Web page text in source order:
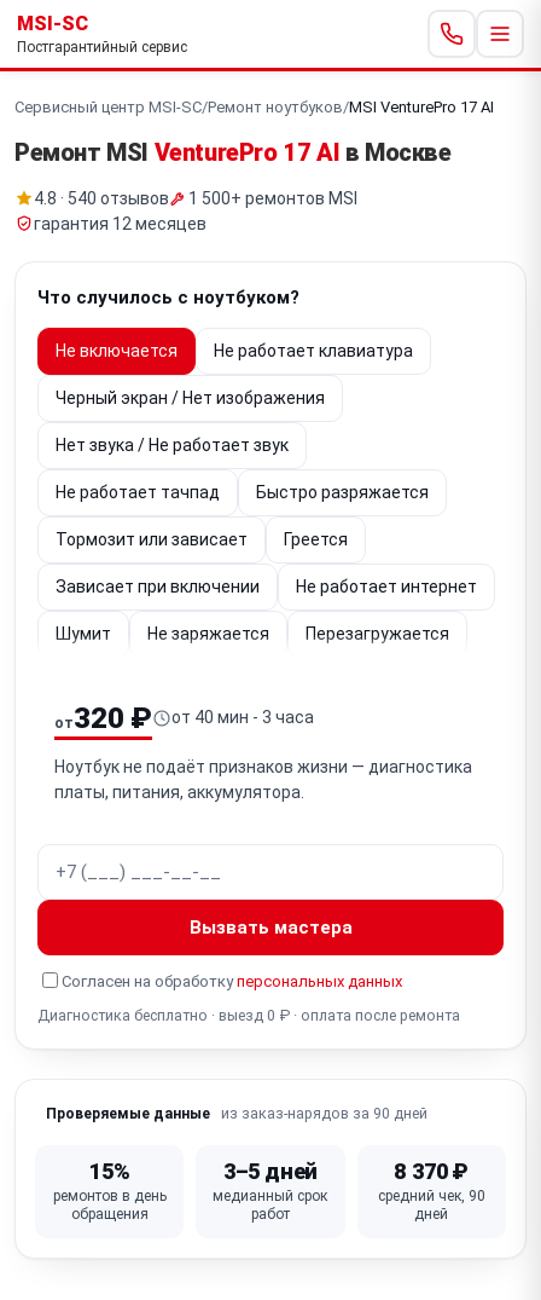
MSI-SC
Постгарантийный сервис
Сервисный центр MSI-SC/Ремонт ноутбуков/MSI VenturePro 17 AI
Ремонт MSI VenturePro 17 AI в Москве
4.8 · 540 отзывов
1 500+ ремонтов MSI
гарантия 12 месяцев
Что случилось с ноутбуком?
Не включается Не работает клавиатура
Черный экран / Нет изображения
Нет звука / Не работает звук
Не работает тачпад Быстро разряжается
Тормозит или зависает Греется
Зависает при включении Не работает интернет
Шумит Не заряжается Перезагружается
Залита клавиатура Не загружается
Не работает экран
Шумит вентилятор
Не работает подсветка
Разбит экран
от320 ₽ от 40 мин - 3 часа
Ноутбук не подаёт признаков жизни — диагностика
платы, питания, аккумулятора.
Вызвать мастера
Согласен на обработкуперсональных данных
Диагностика бесплатно · выезд 0 ₽ · оплата после ремонта
Проверяемые данные из заказ-нарядов за 90 дней
15%
ремонтов в день
обращения
3–5 дней
медианный срок
работ
8 370 ₽
средний чек, 90
дней